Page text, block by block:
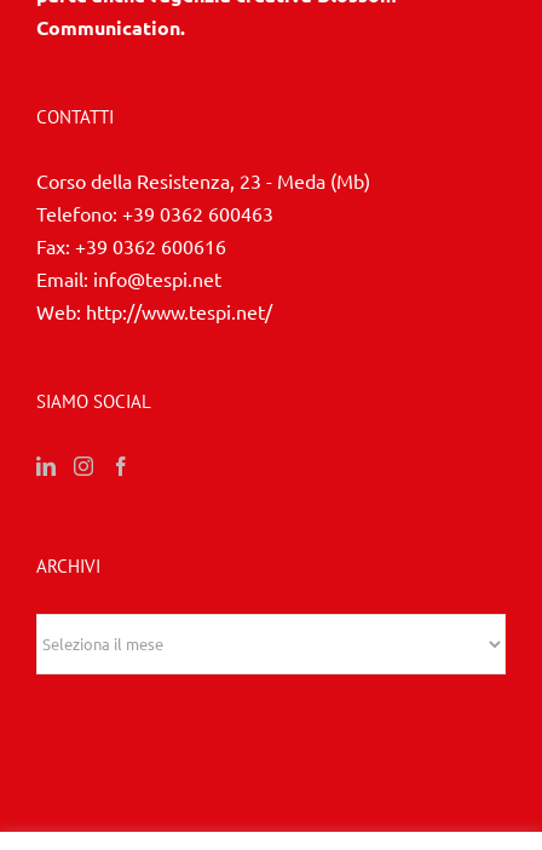
Communication.
CONTATTI
Corso della Resistenza, 23 - Meda (Mb)
Telefono: +39 0362 600463
Fax: +39 0362 600616
Email: info@tespi.net
Web: http://www.tespi.net/
SIAMO SOCIAL
ARCHIVI